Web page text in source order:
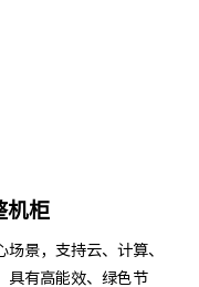
机柜
景，支持云、计算、
具有高能效、绿色节